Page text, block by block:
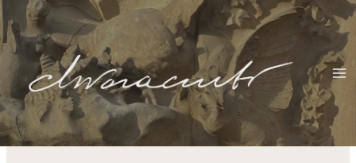
Ir
al
contenido